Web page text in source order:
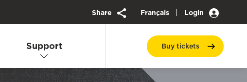
Share Français | Login
Support Buytickets